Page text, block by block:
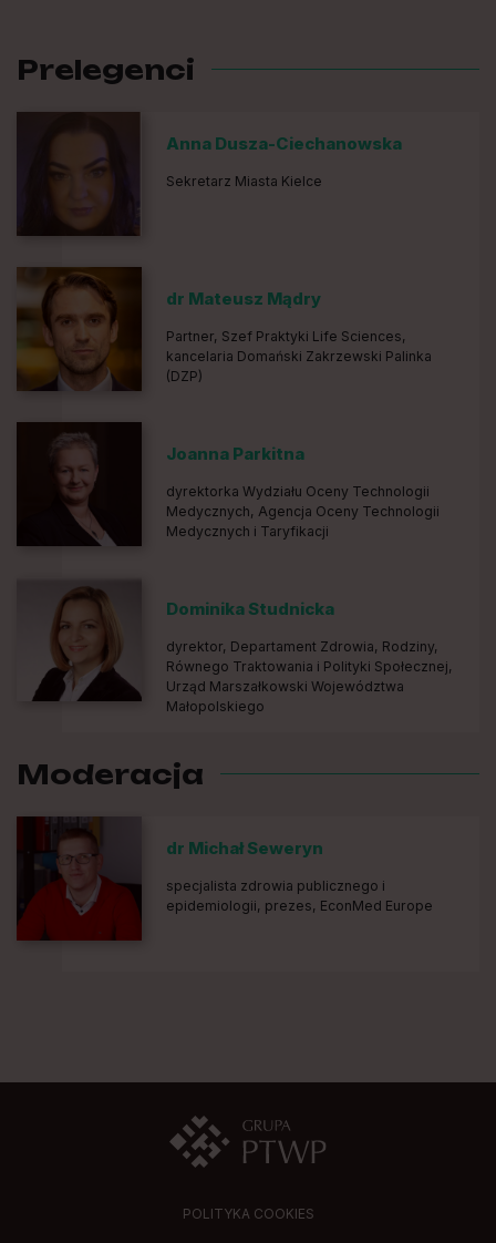
Prelegenci
Anna Dusza-Ciechanowska
Sekretarz Miasta Kielce
dr Mateusz Mądry
Partner, Szef Praktyki Life Sciences,
kancelaria Domański Zakrzewski Palinka
(DZP)
Joanna Parkitna
dyrektorka Wydziału Oceny Technologii
Medycznych, Agencja Oceny Technologii
Medycznych i Taryfikacji
Dominika Studnicka
dyrektor, Departament Zdrowia, Rodziny,
Równego Traktowania i Polityki Społecznej,
Urząd Marszałkowski Województwa
Małopolskiego
Moderacja
dr Michał Seweryn
specjalista zdrowia publicznego i
epidemiologii, prezes, EconMed Europe
POLITYKA COOKIES